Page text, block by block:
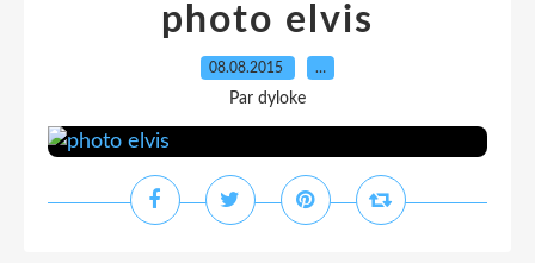
photo elvis
08.08.2015 …
Par dyloke